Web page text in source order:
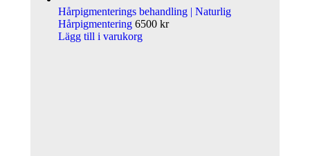
Hårpigmenterings behandling | Naturlig
Hårpigmentering 6500 kr
Lägg till i varukorg